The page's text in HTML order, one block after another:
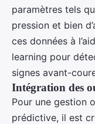
paramètres tels
pression et bien
ces données à
learning pour
signes avant-
Intégration des
Pour une gestion
prédictive, il est